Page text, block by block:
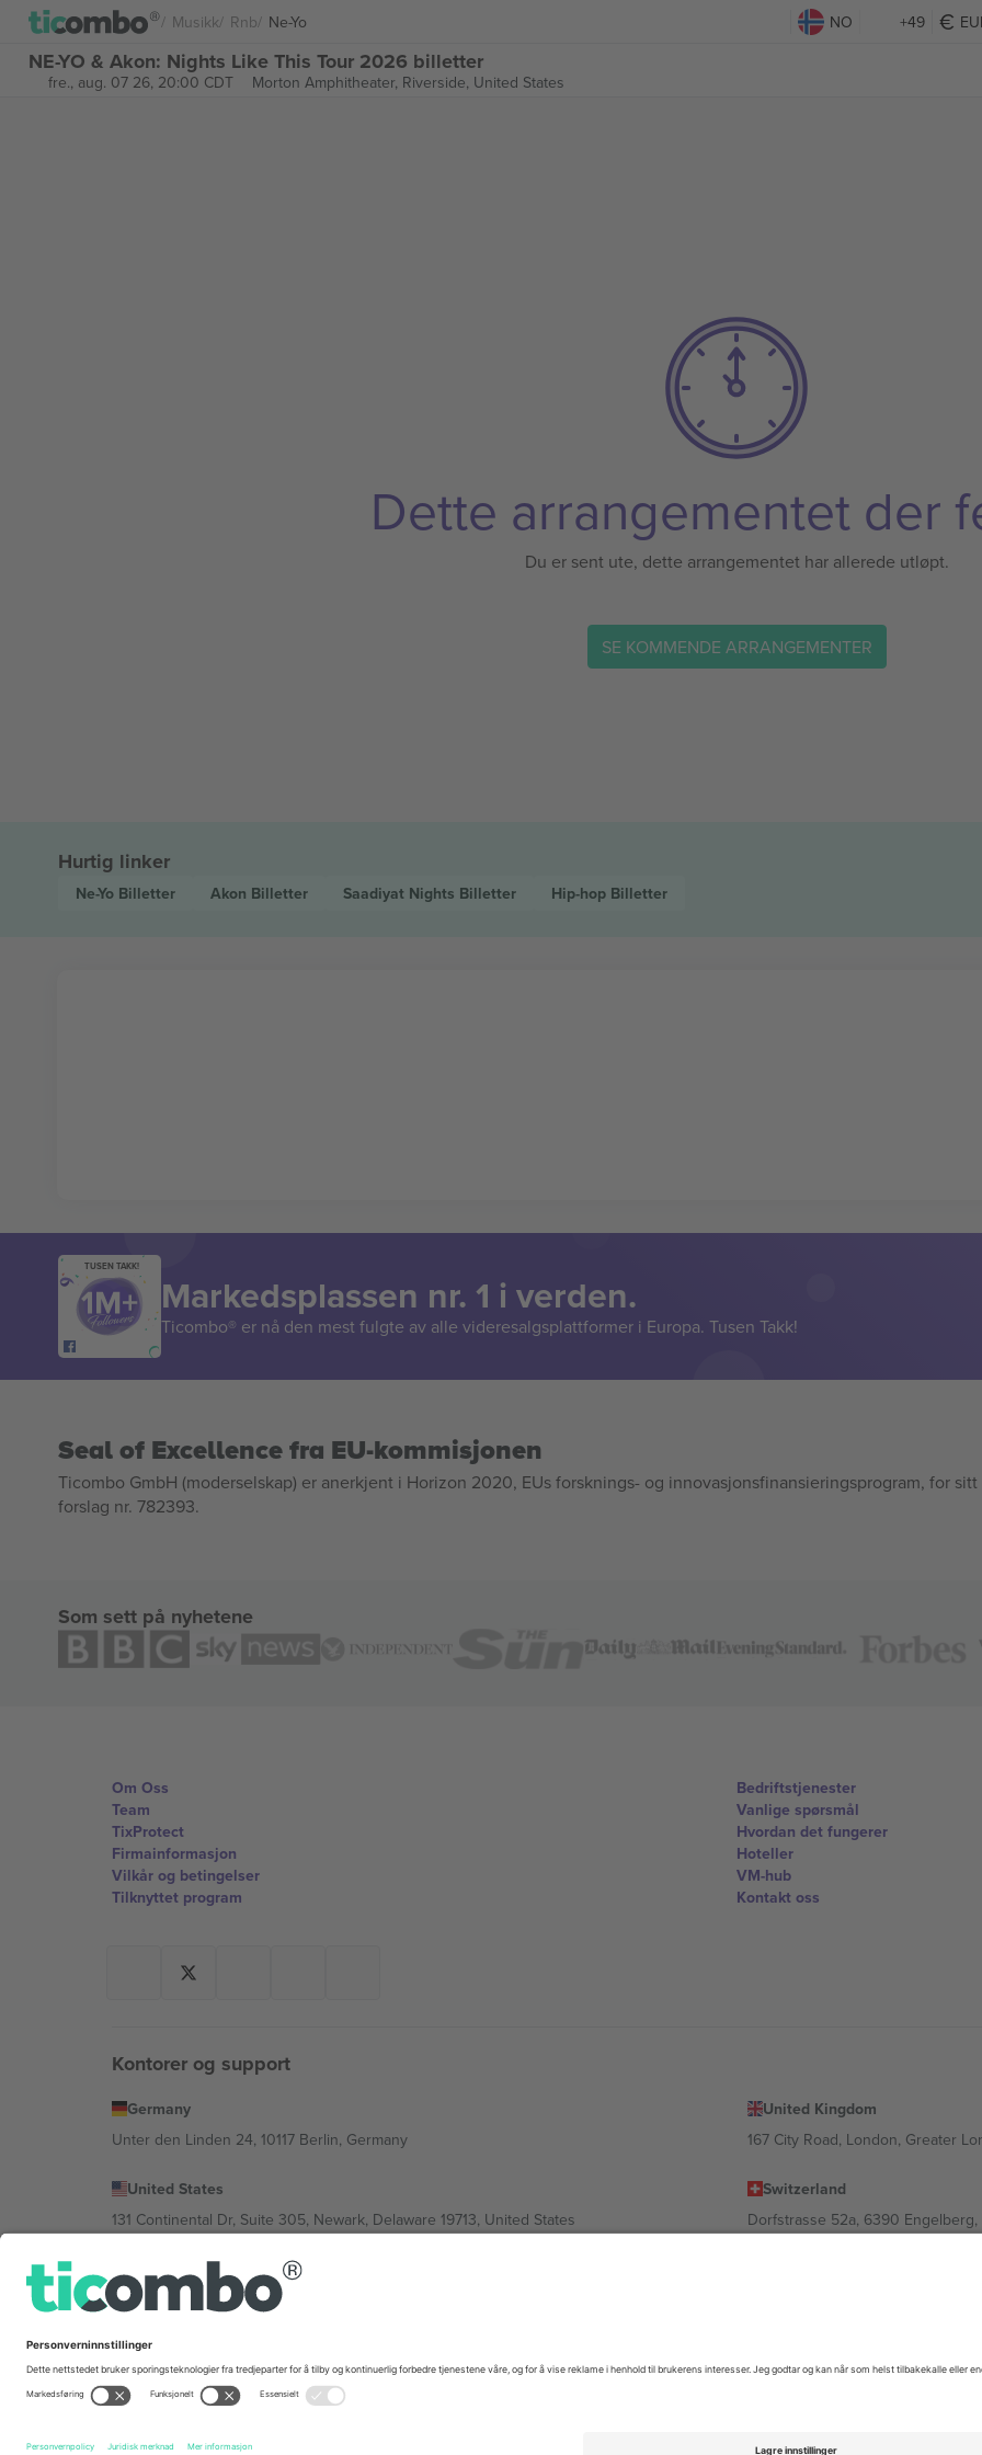
Musikk Rnb Ne-Yo NO +49
NE-YO & Akon: Nights Like This Tour 2026 billetter
fre., aug. 07 26, 20:00 CDT Morton Amphitheater, Riverside, United States
Dette arrangementet der
Du er sent ute, dette arrangementet har allerede utløpt.
SE KOMMENDE ARRANGEMENTER
Hurtig linker
Ne-Yo Billetter Akon Billetter Saadiyat Nights Billetter Hip-hop Billetter
TUSEN TAKK!
Markedsplassen nr. 1 i verden.
Ticombo® er nå den mest fulgte av alle videresalgsplattformer i Europa. Tusen Takk!
Seal of Excellence fra EU-kommisjonen
Ticombo GmbH (moderselskap) er anerkjent i Horizon 2020, EUs forsknings- og innovasjonsfinansieringsprogram, for sitt
forslag nr. 782393.
Som sett på nyhetene
Om Oss
Team
TixProtect
Firmainformasjon
Vilkår og betingelser
Tilknyttet program
Bedriftstjenester
Vanlige spørsmål
Hvordan det fungerer
Hoteller
VM-hub
Kontakt oss
Kontorer og support
Germany
Unter den Linden 24, 10117 Berlin, Germany
United Kingdom
167 City Road, London, Greater
United States
131 Continental Dr, Suite 305, Newark, Delaware 19713, United States
Switzerland
Dorfstrasse 52a, 6390 Engelberg,
Bulgaria
Regus Sofia City West, bul Totleben 53-55, 1606 Sofia, Bulgaria
Mexico
Av Chapultepec 360, Roma Norte, Cuauhtémoc, 06700 Ciudad de México, CDMX, Mexico
Vilkår.© 2026 Ticombo. Alle rettigheter reservert.